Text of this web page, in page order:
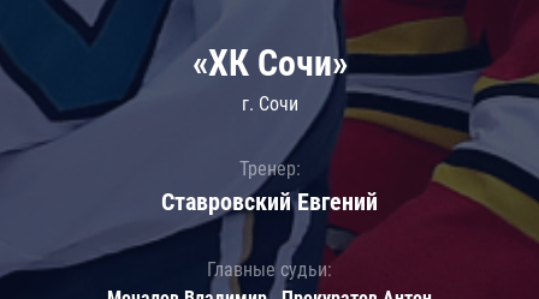
«ХК Сочи»
г. Сочи
Тренер:
Ставровский Евгений
Главные судьи: